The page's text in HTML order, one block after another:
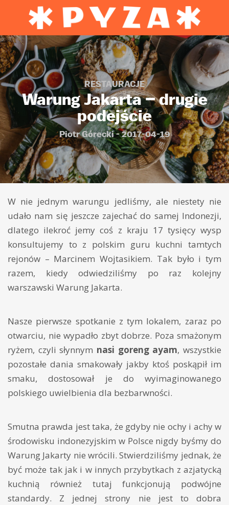
RESTAURACJE
Warung Jakarta – drugie
podejście
Piotr Górecki - 2017-04-19
W nie jednym warungu jedliśmy, ale niestety nie
udało nam się jeszcze zajechać do samej Indonezji,
dlatego ilekroć jemy coś z kraju 17 tysięcy wysp
konsultujemy to z polskim guru kuchni tamtych
rejonów – Marcinem Wojtasikiem. Tak było i tym
razem, kiedy odwiedziliśmy po raz kolejny
warszawski Warung Jakarta.
Nasze pierwsze spotkanie z tym lokalem, zaraz po
otwarciu, nie wypadło zbyt dobrze. Poza smażonym
ryżem, czyli słynnym nasi goreng ayam, wszystkie
pozostałe dania smakowały jakby ktoś poskąpił im
smaku, dostosował je do wyimaginowanego
polskiego uwielbienia dla bezbarwności.
Smutna prawda jest taka, że gdyby nie ochy i achy w
środowisku indonezyjskim w Polsce nigdy byśmy do
Warung Jakarty nie wrócili. Stwierdziliśmy jednak, że
być może tak jak i w innych przybytkach z azjatycką
kuchnią również tutaj funkcjonują podwójne
standardy. Z jednej strony nie jest to dobra